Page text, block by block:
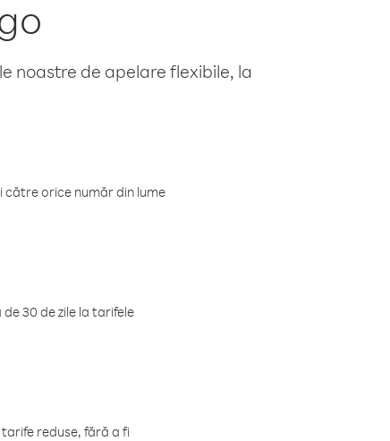
noastre de apelare flexibile, la
orice număr din lume
30 de zile la tarifele
reduse, fără a fi